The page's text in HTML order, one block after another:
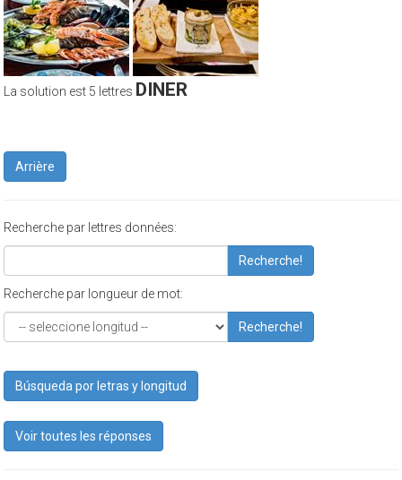
La solution est 5 lettres DINER
Arrière
Recherche par lettres données:
Recherche!
Recherche par longueur de mot:
Recherche!
Búsqueda por letras y longitud
Voir toutes les réponses